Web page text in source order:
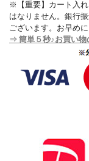
※【重要】カート入
はなりません。銀行
ございます。お早め
⇒ 簡単５秒♪お買い物